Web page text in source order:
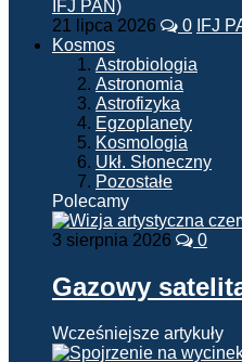
21 lipca 2026 0 IFJ
Kosmos
Astrobiologia
Astronomia
Astrofizyka
Egzoplanety
Kosmologia
Ukł. Słoneczny
Pozostałe
Polecamy
3 sierpnia 2026 0
Gazowy
Wcześniejsze artykuły